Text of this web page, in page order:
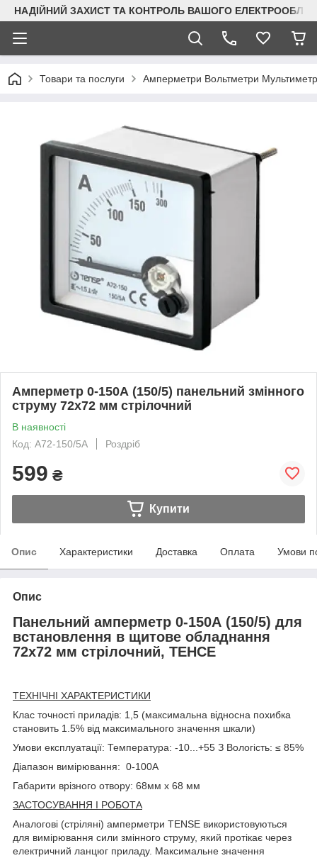
НАДІЙНИЙ ЗАХИСТ ТА КОНТРОЛЬ ВАШОГО
Товари та послуги Амперметри Вольтметри
Амперметр 0-150А (150/5) панельний змінного
струму 72х72 мм стрілочний
В наявності
Код: A72-150/5A
Роздріб
599 ₴
Купити
Опис Характеристики Доставка Оплата Умови
Опис
Панельний амперметр 0-150А (150/5) для
встановлення в щитове обладнання
72х72 мм стрілочний, ТЕНСЕ
ТЕХНІЧНІ ХАРАКТЕРИСТИКИ
Клас точності приладів: 1,5 (максимальна відносна похибка
становить 1.5% від максимального значення шкали)
Умови експлуатації: Температура: -10...+55 З Вологість: ≤ 85%
Діапазон вимірювання: 0-100А
Габарити врізного отвору: 68мм х 68 мм
ЗАСТОСУВАННЯ І РОБОТА
Аналогові (стріляні) амперметри TENSE використовуються
для вимірювання сили змінного струму, який протікає через
електричний ланцюг приладу. Максимальне значення